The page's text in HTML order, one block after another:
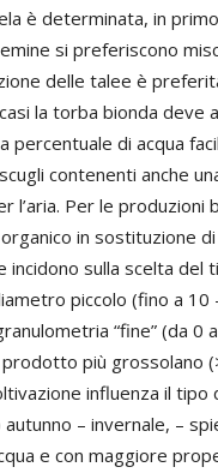
è determinata, in
si preferiscono
delle talee è
la torba bionda
percentuale di acqua
contenenti anche
l’aria. Per le produzioni
in sostituzione
sulla scelta del
piccolo (fino a
“fine” (da
più grossolano
influenza il tipo
autunno – invernale, –
e con maggiore